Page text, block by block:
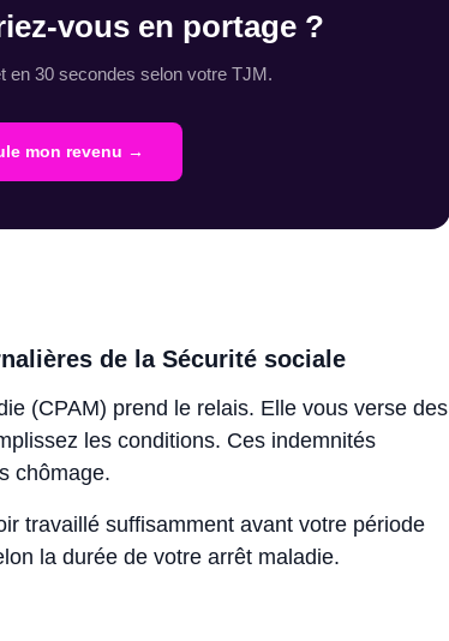
vous en portage ?
en 30 secondes selon votre TJM.
mon revenu →
de la Sécurité sociale
(CPAM) prend le relais. Elle vous verse des
les conditions. Ces indemnités
chômage.
travaillé suffisamment avant votre période
la durée de votre arrêt maladie.